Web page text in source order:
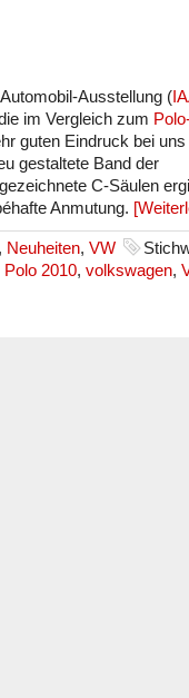
Ausstellung (
im Vergleich zum
guten Eindruck bei uns
gestaltete Band der
C-Säulen
Anmutung.
, Neuheiten, VW
Polo 2010, volkswagen,